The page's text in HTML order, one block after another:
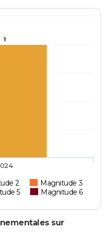
1
2
Magnitude 3
5 Magnitude 6
sur